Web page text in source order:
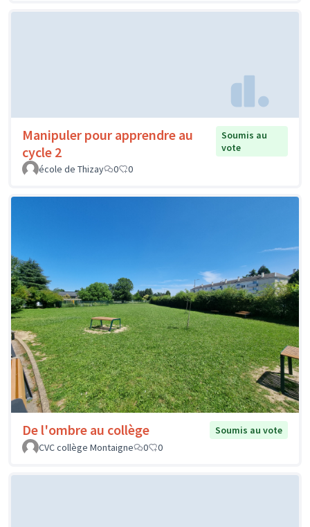
Manipuler pour apprendre au
cycle 2
Soumis au
vote
école de Thizay
0 0
De l'ombre au collège
Soumis au vote
CVC collège Montaigne
0 0